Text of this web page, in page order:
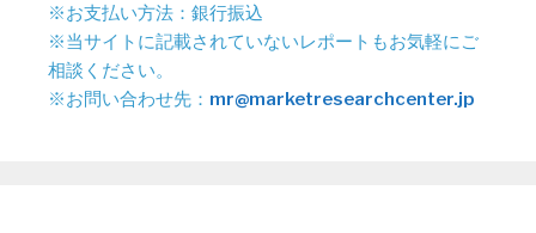
※お支払い方法：銀行振込
※当サイトに記載されていないレポートもお気軽にご
相談ください。
※お問い合わせ先： mr@marketresearchcenter.jp